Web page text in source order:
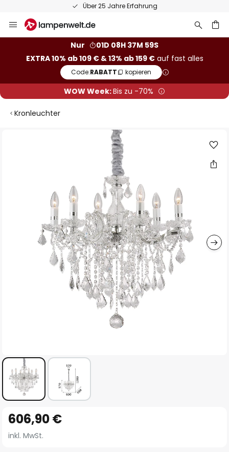
Über 25 Jahre Erfahrung
Inhalt
Nur
01D 08H 37M 58S
EXTRA 10% ab 109 € & 13% ab 159 €auf fast alles
Code:RABATT kopieren
WOW Week:Bis zu -70%
Kronleuchter
Anfang
der
606,90 €
inkl. MwSt.